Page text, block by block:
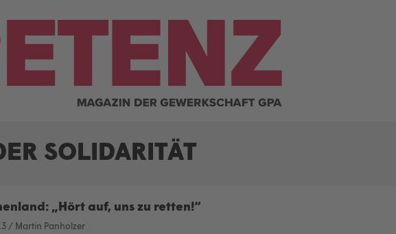
SOLIDARITÄT
„Hört auf, uns zu retten!“
/ Martin Panholzer